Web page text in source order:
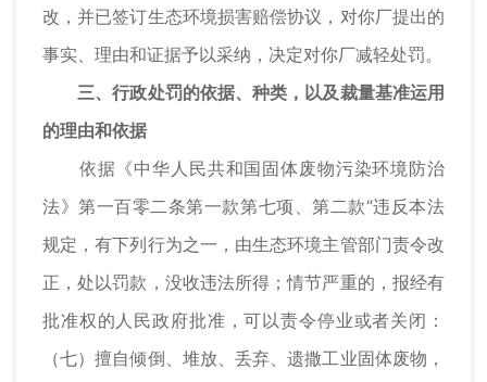
改，并已签订生态环境损害赔偿协议，对你厂提出的
事实、理由和证据予以采纳，决定对你厂减轻处罚。
三、行政处罚的依据、种类，以及裁量基准运用
的理由和依据
依据《中华人民共和国固体废物污染环境防治
法》第一百零二条第一款第七项、第二款“违反本法
规定，有下列行为之一，由生态环境主管部门责令改
正，处以罚款，没收违法所得；情节严重的，报经有
批准权的人民政府批准，可以责令停业或者关闭：
（七）擅自倾倒、堆放、丢弃、遗撒工业固体废物，